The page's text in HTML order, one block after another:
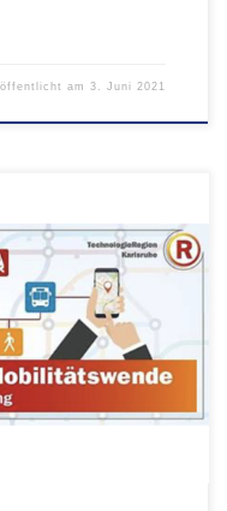
am3. Juni 2021
mit Livestream aus